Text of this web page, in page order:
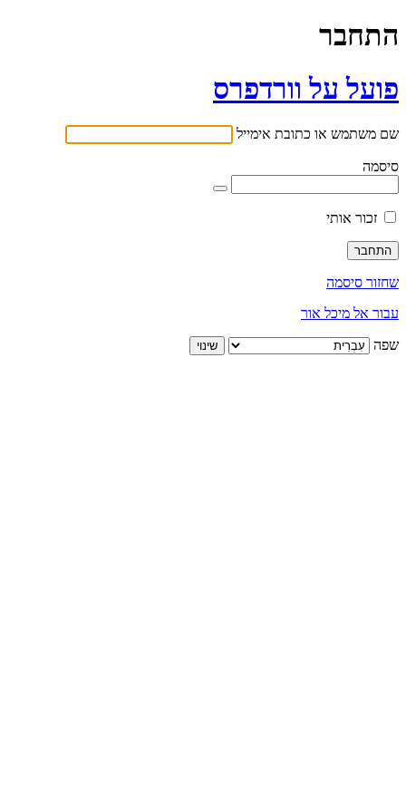
התחבר
פועל על וורדפרס
שם משתמש או כתובת אימייל
סיסמה
זכור אותי
שחזור סיסמה
עבור אל מיכל אור
שפה